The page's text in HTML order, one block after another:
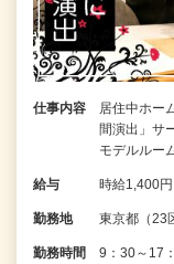
仕事内容
居住中ホー
間演出」サ
モデルルー
給与 時給1,400
勤務地 東京都（23
勤務時間
9：30～17